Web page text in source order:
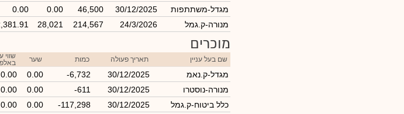
מגדל-משתתפות
30/12/2025
46,500
0.00
0.00
מנורה-ק.גמל
24/3/2026
214,567
28,021
מוכרים
שם בעל עניין תאריך פעולה כמות שער
שווי
מגדל-ק.נאמ 30/12/2025
-6,732
0.00
0.00
מנורה-נוסטרו
30/12/2025
-611
0.00
0.00
כלל ביטוח-ק.גמל
30/12/2025
-117,298
0.00
0.00